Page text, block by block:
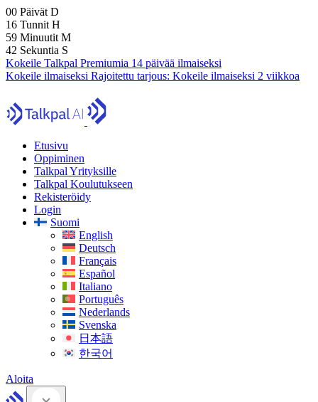
00 Päivät D
16 Tunnit H
59 Minuutit M
40 Sekuntia S
Kokeile Talkpal Premiumia 14 päivää ilmaiseksi
Kokeile ilmaiseksi Rajoitettu tarjous: Kokeile ilmaiseksi 2 viikkoa
Etusivu
Oppiminen
Talkpal Yrityksille
Talkpal Koulutukseen
Rekisteröidy
Login
Suomi
English
Deutsch
Français
Español
Italiano
Português
Nederlands
Svenska
日本語
한국어
Aloita